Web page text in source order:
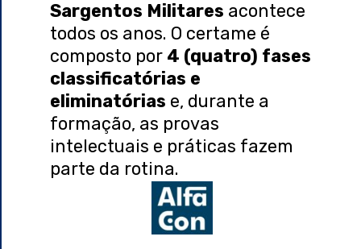
Sargentos Militares acontece
todos os anos. O certame é
composto por 4 (quatro) fases
classificatórias e
eliminatórias e, durante a
formação, as provas
intelectuais e práticas fazem
parte da rotina.